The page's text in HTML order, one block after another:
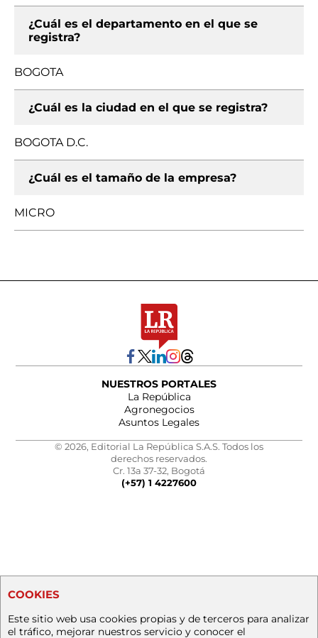
¿Cuál es el departamento en el que se
registra?
BOGOTA
¿Cuál es la ciudad en el que se registra?
BOGOTA D.C.
¿Cuál es el tamaño de la empresa?
MICRO
NUESTROS PORTALES
La República
Agronegocios
Asuntos Legales
© 2026, Editorial La República S.A.S. Todos los
derechos reservados.
Cr. 13a 37-32, Bogotá
(+57) 1 4227600
COOKIES
Este sitio web usa cookies propias y de terceros para analizar
el tráfico, mejorar nuestros servicio y conocer el